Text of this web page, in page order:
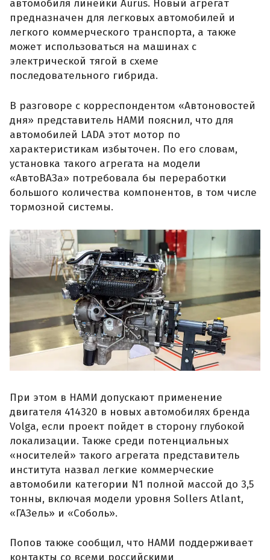
автомобиля линейки Aurus. Новый агрегат
предназначен для легковых автомобилей и
легкого коммерческого транспорта, а также
может использоваться на машинах с
электрической тягой в схеме
последовательного гибрида.
В разговоре с корреспондентом «Автоновостей
дня» представитель НАМИ пояснил, что для
автомобилей LADA этот мотор по
характеристикам избыточен. По его словам,
установка такого агрегата на модели
«АвтоВАЗа» потребовала бы переработки
большого количества компонентов, в том числе
тормозной системы.
При этом в НАМИ допускают применение
двигателя 414320 в новых автомобилях бренда
Volga, если проект пойдет в сторону глубокой
локализации. Также среди потенциальных
«носителей» такого агрегата представитель
института назвал легкие коммерческие
автомобили категории N1 полной массой до 3,5
тонны, включая модели уровня Sollers Atlant,
«ГАЗель» и «Соболь».
Попов также сообщил, что НАМИ поддерживает